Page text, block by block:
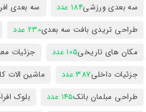
سه بعدی ورزشی184 عدد سه بعدی
طراحی تریدی بافت سه بعدی230 عدد
مکان های تاریخی105 عدد جزئیات
جزئیات داخلی387 عدد ماشین الات
طراحی مبلمان بانک145 عدد بلوک